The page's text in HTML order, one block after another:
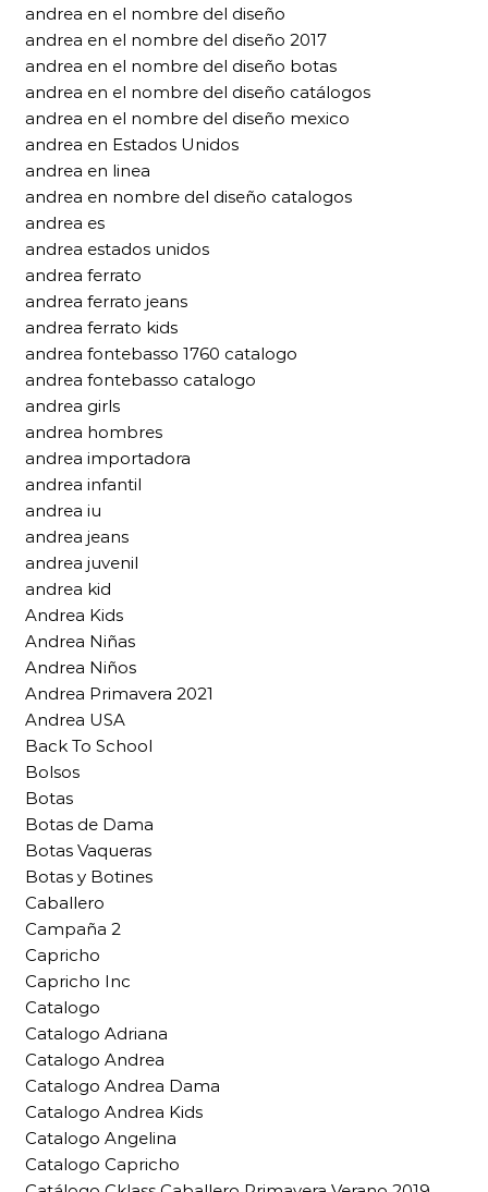
andrea en el nombre del diseño
andrea en el nombre del diseño 2017
andrea en el nombre del diseño botas
andrea en el nombre del diseño catálogos
andrea en el nombre del diseño mexico
andrea en Estados Unidos
andrea en linea
andrea en nombre del diseño catalogos
andrea es
andrea estados unidos
andrea ferrato
andrea ferrato jeans
andrea ferrato kids
andrea fontebasso 1760 catalogo
andrea fontebasso catalogo
andrea girls
andrea hombres
andrea importadora
andrea infantil
andrea iu
andrea jeans
andrea juvenil
andrea kid
Andrea Kids
Andrea Niñas
Andrea Niños
Andrea Primavera 2021
Andrea USA
Back To School
Bolsos
Botas
Botas de Dama
Botas Vaqueras
Botas y Botines
Caballero
Campaña 2
Capricho
Capricho Inc
Catalogo
Catalogo Adriana
Catalogo Andrea
Catalogo Andrea Dama
Catalogo Andrea Kids
Catalogo Angelina
Catalogo Capricho